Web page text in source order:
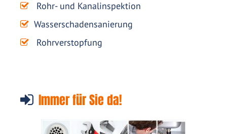
Rohr- und Kanalinspektion
Wasserschadensanierung
Rohrverstopfung
Immer für Sie da!